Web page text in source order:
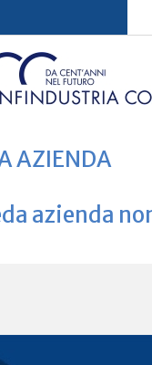
AZIENDA
azienda